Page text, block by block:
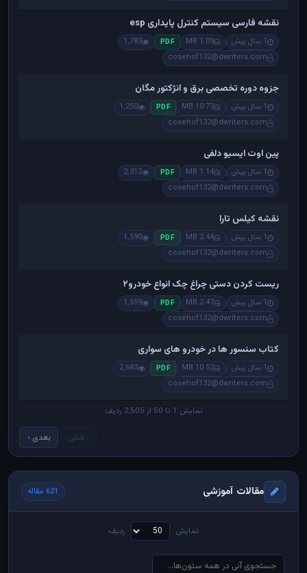
نقشه فارسی سیستم کنترل پایداری esp
1 سال پیش 1.09 MB
PDF
1,783
cosehof132@dwriters.com
جزوه دوره تخصصی برق و انژکتور مگان
1 سال پیش 10.73 MB
PDF
1,250
cosehof132@dwriters.com
پین اوت ایسیو دلفی
1 سال پیش 1.14 MB
PDF
2,312
cosehof132@dwriters.com
نقشه کیلس تارا
1 سال پیش 2.44 MB
PDF
1,590
cosehof132@dwriters.com
ریست کردن دستی چراغ چک انواع خودرو۲
1 سال پیش 2.47 MB
PDF
1,559
cosehof132@dwriters.com
کتاب سنسور ها در خودرو های سواری
1 سال پیش 10.52 MB
PDF
2,683
cosehof132@dwriters.com
نمایش 1 تا 50 از 2,505 ردیف
‹ قبلی بعدی ›
مقالات آموزشی 621 مقاله
نمایش ردیف